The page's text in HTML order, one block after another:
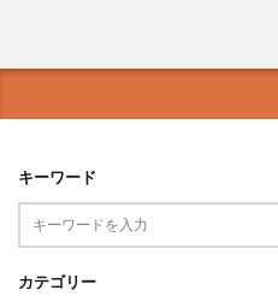
キーワード
カテゴリー